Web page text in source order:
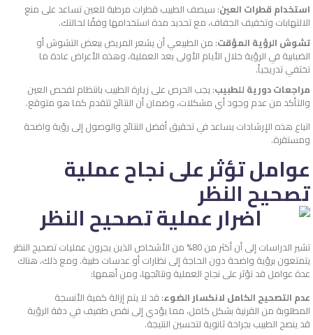
استخدام قطرات العين: سيصف الطبيب قطرات مرطبة للعين تساعد على منع
الالتهابات وتخفيف الجفاف، مع تحديد مدة استخدامها وفقًا لحالتك.
تشوش الرؤية المؤقت: من الطبيعي أن يشعر المريض ببعض التشوش أو
الضبابية في الرؤية خلال الأيام الأولى بعد العملية، وهذه الأعراض عادة ما
تختفي تدريجياً.
مراجعات دورية للطبيب: يجب الحرص على زيارة الطبيب بانتظام لفحص العين
والتأكد من عدم وجود أي مشكلات، وضمان أن النتائج تتقدم كما هو متوقع.
اتباع هذه الإرشادات يساعد في تحقيق أفضل النتائج والوصول إلى رؤية واضحة
ومستقرة.
عوامل تؤثر على نجاح عملية
تصحيح النظر
تشير الدراسات إلى أن أكثر من 80% من الأشخاص الذين يجرون عمليات تصحيح النظر
يتمتعون برؤية واضحة دون الحاجة إلى نظارات أو عدسات طبية. ومع ذلك، هناك
عدة عوامل قد تؤثر على نجاح العملية ونتائجها، ومن أهمها:
عدم التصحيح الكامل لانكسار الضوء: قد لا يتم إزالة كمية الأنسجة
المطلوبة من القرنية بشكل كامل، مما يؤدي إلى نقص طفيف في دقة الرؤية
قد ينصح الطبيب بجراحة ثانوية لتحسين النتيجة.